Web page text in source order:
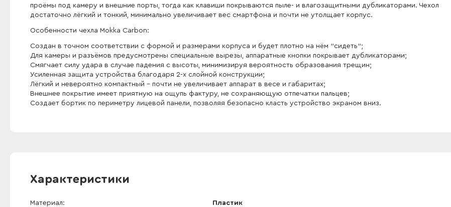
проёмы под камеру и внешние порты, тогда как клавиши покрываются пыле- и влагозащитными дубликаторами. Чехол
достаточно лёгкий и тонкий, минимально увеличивает вес смартфона и почти не утолщает корпус.
Особенности чехла Mokka Carbon:
Создан в точном соответствии с формой и размерами корпуса и будет плотно на нём "сидеть";
Для камеры и разъёмов предусмотрены специальные вырезы, аппаратные кнопки покрывает дубликаторами;
Смягчает силу удара в случае падения с высоты, минимизируя вероятность образования трещин;
Усиленная защита устройства благодаря 2-х слойной конструкции;
Лёгкий и невероятно компактный - почти не увеличивает аппарат в весе и габаритах;
Внешнее покрытие имеет приятную на ощупь фактуру, не сохраняющую отпечатки пальцев;
Создает бортик по периметру лицевой панели, позволяя безопасно класть устройство экраном вниз.
Характеристики
Материал Пластик